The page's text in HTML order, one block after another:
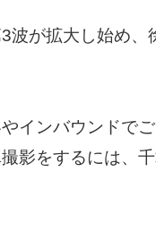
波が拡大し始め
インバウンドでご
影をするには、